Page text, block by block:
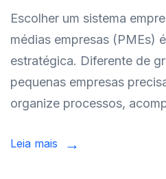
Escolher um sistema
médias empresas (PMEs)
estratégica. Diferente de
pequenas empresas
organize processos,
Leia mais